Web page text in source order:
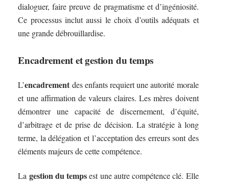
dialoguer, faire preuve de pragmatisme et d’ingéniosité.
Ce processus inclut aussi le choix d’outils adéquats et
une grande débrouillardise.
Encadrement et gestion du temps
L’encadrement des enfants requiert une autorité morale
et une affirmation de valeurs claires. Les mères doivent
démontrer une capacité de discernement, d’équité,
d’arbitrage et de prise de décision. La stratégie à long
terme, la délégation et l’acceptation des erreurs sont des
éléments majeurs de cette compétence.
La gestion du tempsest une autre compétence clé. Elle